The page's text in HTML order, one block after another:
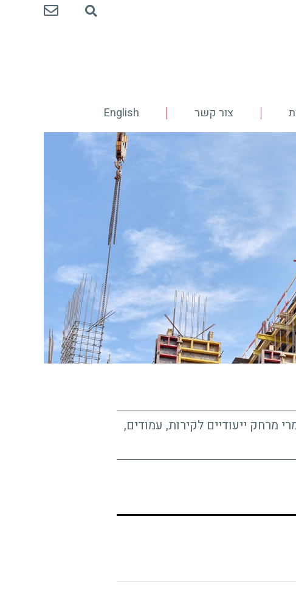
צור קשר English
מרחק ייעודיים לקירות, עמודים,